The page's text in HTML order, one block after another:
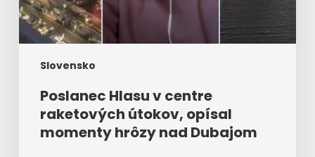
Slovensko
nad
Dubajom
Poslanec Hlasu v centre
raketových útokov, opísal
momenty hrôzy nad Dubajom